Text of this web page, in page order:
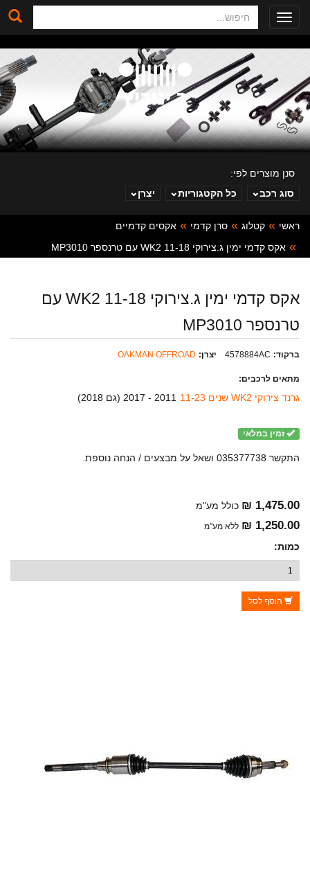
Toggle
navigation
סנן מוצרים לפי:
סוג רכב
כל הקטגוריות יצרן
ראשי קטלוג סרן קדמי
אקסים קדמיים
אקס קדמי ימין ג.צירוקי 11-18 WK2 עם טרנספר MP3010
אקס קדמי ימין ג.צירוקי 11-18 WK2 עם
טרנספר MP3010
ברקוד: 4578884AC יצרן: OAKMAN OFFROAD
מתאים לרכבים:
גרנד צירוקי WK2 שנים 11-23 2011 - 2017 ( גם 2018 )
זמין במלאי
התקשר 035377738 ושאל על מבצעים / הנחה נוספת.
1,475.00 ₪ כולל מע"מ
1,250.00 ₪ ללא מע"מ
כמות:
הוסף לסל